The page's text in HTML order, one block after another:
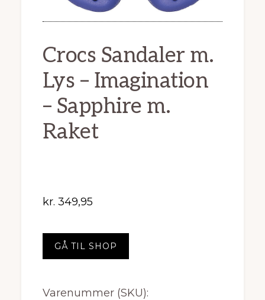
Crocs Sandaler m.
Lys – Imagination
– Sapphire m.
Raket
kr. 349,95
GÅ TIL SHOP
Varenummer (SKU):